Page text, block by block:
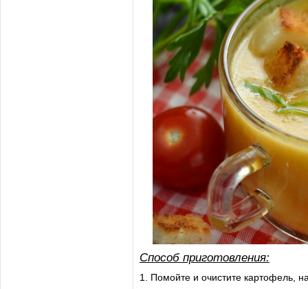
Способ приготовления:
1. Помойте и очистите картофель,